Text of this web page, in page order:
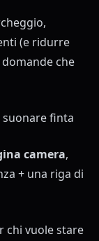
(e ridurre
domande che
suonare finta
camera,
+ una riga di
chi vuole stare